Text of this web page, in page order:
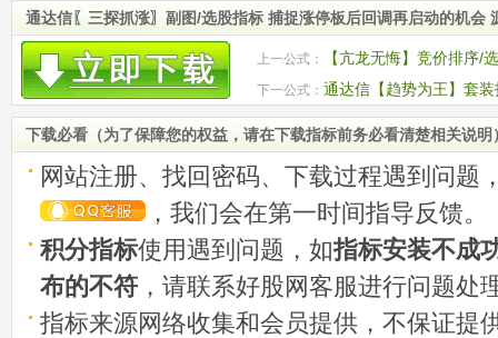
通达信〖三探抓涨〗副图/选股指标 捕捉涨停板后回调再启动的机会
上一公式：
【亢龙无悔】竞价排序/
捉主力资金异动
下一公式： 通达信【趋势为王】套
段实战利器
下载必看（为了保障您的权益，请在下载指标前务必看清楚相关说明
网站注册、找回密码、下载过程遇到问题
，我们会在第一时间指导反馈。
积分指标使用遇到问题，如指标安装不成
布的不符 ，请联系好股网客服进行问题处
指标来源网络收集和会员提供，不保证提